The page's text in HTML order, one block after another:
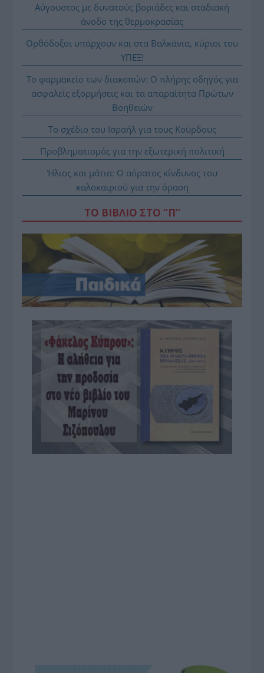
Αύγουστος με δυνατούς βοριάδες και σταδιακή
άνοδο της θερμοκρασίας
Ορθόδοξοι υπάρχουν και στα Βαλκάνια, κύριοι του
ΥΠΕΞ!
Το φαρμακείο των διακοπών: Ο πλήρης οδηγός για
ασφαλείς εξορμήσεις και τα απαραίτητα Πρώτων
Βοηθειών
Το σχέδιο του Ισραήλ για τους Κούρδους
Προβληματισμός για την εξωτερική πολιτική
Ήλιος και μάτια: Ο αόρατος κίνδυνος του
καλοκαιριού για την όραση
ΤΟ ΒΙΒΛΙΟ ΣΤΟ “Π”